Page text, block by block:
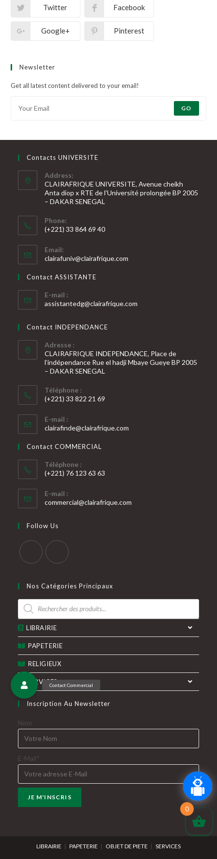
Twitter Facebook
Google+ Pinterest
Newsletter
Get all latest content delivered to your email!
GO
Contacts UNIVERSITE
Address:
CLAIRAFRIQUE UNIVERSITE, Avenue cheikh
Anta diop x RTE de l’Université prolongée BP 2005
– DAKAR SENEGAL
Phone:
(+221) 33 864 69 40
dans
votre
application
Email:
clairafuniv@clairafrique.com
Contact ASSISTANTE
E-mail :
assistantedg@clairafrique.com
Contact INDEPENDANCE
Adresse :
CLAIRAFRIQUE INDEPENDANCE, Place de
l’indépendance Rue el hadji Mbaye Gueye BP 2005
– DAKAR SENEGAL
Téléphone :
(+221) 33 822 21 69
dans
votre
application
E-mail :
clairafinde@clairafrique.com
Contact COMMERCIAL
Téléphone :
(+221) 76 123 63 63
dans
votre
E-mail :
commercial@clairafrique.com
Follow Us
dans
nouvel
onglet
nouvel
onglet
Nos Catégories Principaux
Recherche
de
produits
LIBRAIRIE
PAPETERIE
RELIGIEUX
SERVICES
Inscription Au Newsletter
Nom
E-Mail*
LIBRAIRIE PAPETERIE OBJET DE PIETE SERVICES
0